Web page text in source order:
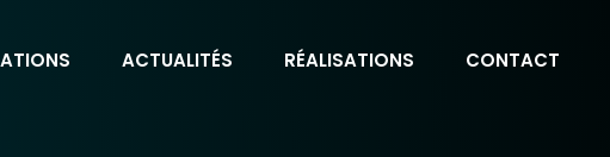
ACTUALITÉS RÉALISATIONS CONTACT